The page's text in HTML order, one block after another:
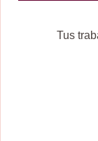
Tus